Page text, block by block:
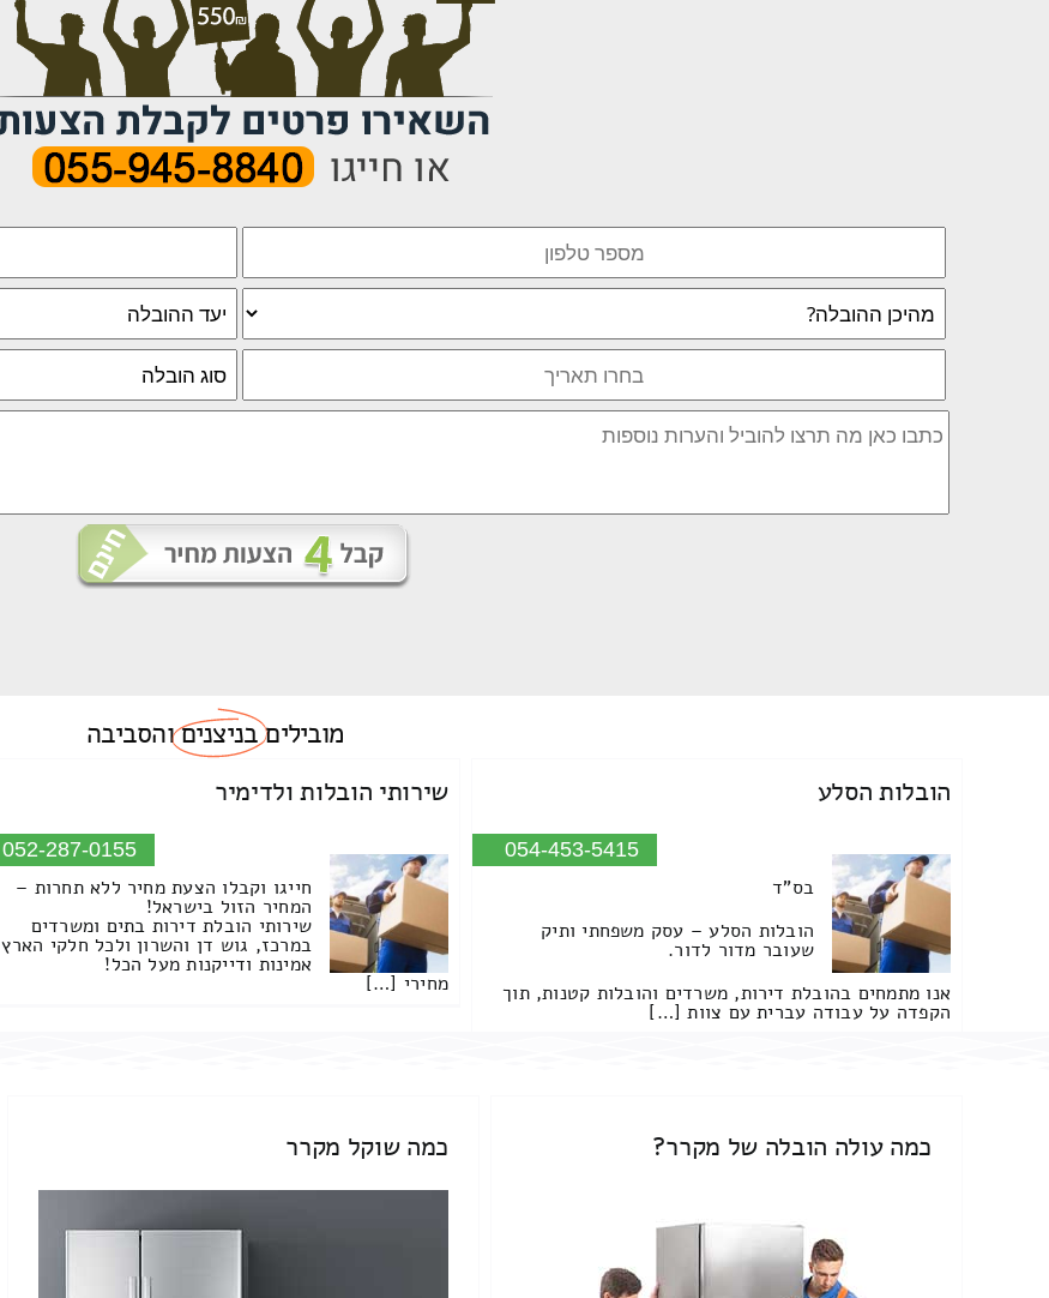
מוביליםבניצניםוהסביבה
הובלות הסלע
054-453-5415
בס"ד
הובלות הסלע – עסק משפחתי ותיק
שעובר מדור לדור.
אנו מתמחים בהובלת דירות, משרדים והובלות קטנות, תוך
הקפדה על עבודה עברית עם צוות […]
שירותי הובלות ולדימיר
052-287-0155
חייגו וקבלו הצעת מחיר ללא תחרות –
המחיר הזול בישראל!
שירותי הובלת דירות בתים ומשרדים
במרכז, גוש דן והשרון ולכל חלקי הארץ
אמינות ודייקנות מעל הכל!
מחירי […]
כמה עולה הובלה של מקרר? כמה שוקל מקרר